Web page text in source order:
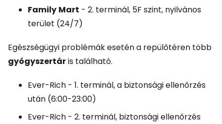
Family Mart - 2. terminál, 5F szint, nyilvános
terület (24/7)
Egészségügyi problémák esetén a repülőtéren több
gyógyszertáris található.
Ever-Rich - 1. terminál, a biztonsági ellenőrzés
után (6:00-23:00)
Ever-Rich - 2. terminál, biztonsági ellenőrzés